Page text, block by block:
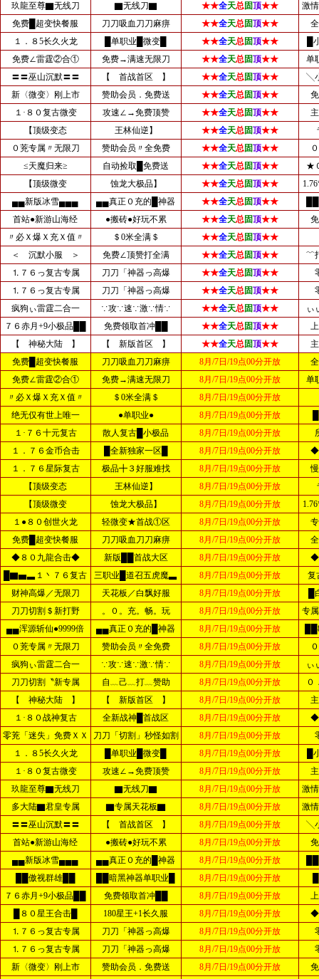
玖龍至尊▇无线刀
▇无线刀▇ ★★全天总固顶★★
激
免费█超变快餐服
刀刀吸血刀刀麻痹 ★★全天总固顶★★
１．８5长久火龙
█单职业█微变█ ★★全天总固顶★★
█
免费∠雷霆②合①
免费→满速无限刀 ★★全天总固顶★★
单
〓〓巫山沉默〓〓
【 首战首区 】 ★★全天总固顶★★
╲
新〈微变〉刚上市
赞助会员．免费送 ★★全天总固顶★★
１·８０复古微变
攻速∠→免费顶赞 ★★全天总固顶★★
【顶级变态
王林仙逆】 ★★全天总固顶★★
０茺专属〃无限刀
赞助会员〃全免费 ★★全天总固顶★★
≤天魔归来≥
自动捡取█免费送 ★★全天总固顶★★
★
【顶级微变
蚀龙大极品】 ★★全天总固顶★★
▄▄新版冰雪▄▄▄
▄▄真正０充的█神器 ★★全天总固顶★★
首站●新游山海经
●搬砖●好玩不累 ★★全天总固顶★★
〃必Ｘ爆Ｘ充Ｘ值〃
＄0米全满＄ ★★全天总固顶★★
＜ 沉默小服 ＞
免费∠顶赞打全满 ★★全天总固顶★★
﹌
⒈７６っ复古专属
刀刀「神器っ高爆 ★★全天总固顶★★
⒈７６っ复古专属
刀刀「神器っ高爆 ★★全天总固顶★★
疯狗ぃ雷霆二合一
∵攻∵速∵激∵情∵ ★★全天总固顶★★
ぃ
７６赤月+9小极品██
免费领取首冲██ ★★全天总固顶★★
【 神秘大陆 】
【 新版首区 】 ★★全天总固顶★★
免费█超变快餐服
刀刀吸血刀刀麻痹 8月/7日/19点00分开放
免费∠雷霆②合①
免费→满速无限刀 8月/7日/19点00分开放
单
〃必Ｘ爆Ｘ充Ｘ值〃
＄0米全满＄
8月/7日/19点00分开放
绝无仅有世上唯一
●单职业● 8月/7日/19点00分开放
１·７６十元复古
散人复古█小极品 8月/7日/19点00分开放
１．７６金币合击
█全新独家一区█ 8月/7日/19点00分开放
◆
１．７６星际复古
极品╋３好服难找 8月/7日/19点00分开放
【顶级变态
王林仙逆】 8月/7日/19点00分开放
【顶级微变
蚀龙大极品】 8月/7日/19点00分开放
１●８０创世火龙
轻微变★首战①区 8月/7日/19点00分开放
免费█超变快餐服
刀刀吸血刀刀麻痹 8月/7日/19点00分开放
◆８０九龍合击◆
新版██首战大区 8月/7日/19点00分开放
◆
█▇▅▃１丶７６复古
三职业█道召五虎魔▃ 8月/7日/19点00分开放
复
财神高爆／无限刀
天花板／白飘好服 8月/7日/19点00分开放
刀刀切割＄新打野
。０。充。畅。玩 8月/7日/19点00分开放
专
▄▄浑源斩仙●9999倍
▄▄真正０充的█神器 8月/7日/19点00分开放
０茺专属〃无限刀
赞助会员〃全免费 8月/7日/19点00分开放
疯狗ぃ雷霆二合一
∵攻∵速∵激∵情∵ 8月/7日/19点00分开放
ぃ
刀刀切割〝新专属
自﹏己﹏打﹏赞助 8月/7日/19点00分开放
０
【 神秘大陆 】
【 新版首区 】 8月/7日/19点00分开放
１·８０战神复古
全新战神█首战区 8月/7日/19点00分开放
◆
零茺「迷失」免费ＸＸ
刀刀「切割」秒怪如割 8月/7日/19点00分开放
１．８5长久火龙
█单职业█微变█ 8月/7日/19点00分开放
█
１·８０复古微变
攻速∠→免费顶赞 8月/7日/19点00分开放
玖龍至尊▇无线刀
▇无线刀▇ 8月/7日/19点00分开放
激
多大陆▇君皇专属
▇专属天花板▇ 8月/7日/19点00分开放
激
〓〓巫山沉默〓〓
【 首战首区 】 8月/7日/19点00分开放
╲
首站●新游山海经
●搬砖●好玩不累 8月/7日/19点00分开放
▄▄新版冰雪▄▄▄
▄▄真正０充的█神器 8月/7日/19点00分开放
██傲视群雄██
██暗黑神器单职业█ 8月/7日/19点00分开放
７６赤月+9小极品██
免费领取首冲██ 8月/7日/19点00分开放
█８０星王合击█
180星王+1长久服 8月/7日/19点00分开放
◆
⒈７６っ复古专属
刀刀「神器っ高爆 8月/7日/19点00分开放
⒈７６っ复古专属
刀刀「神器っ高爆 8月/7日/19点00分开放
新〈微变〉刚上市
赞助会员．免费送 8月/7日/19点00分开放